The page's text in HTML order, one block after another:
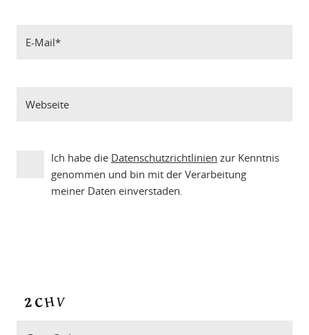
Ich habe die Datenschutzrichtlinien zur Kenntnis
genommen und bin mit der Verarbeitung
meiner Daten einverstaden.